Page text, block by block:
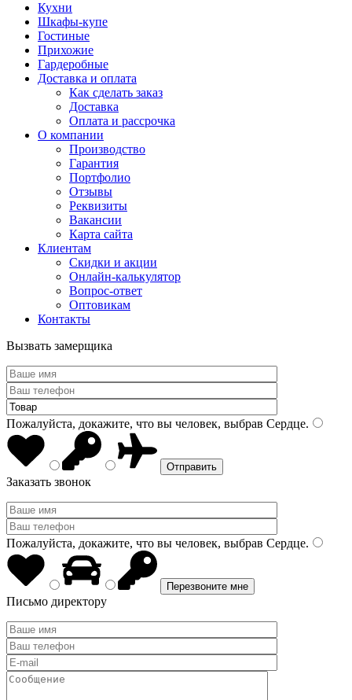
Кухни
Шкафы-купе
Гостиные
Прихожие
Гардеробные
Доставка и оплата
Как сделать заказ
Доставка
Оплата и рассрочка
О компании
Производство
Гарантия
Портфолио
Отзывы
Реквизиты
Вакансии
Карта сайта
Клиентам
Скидки и акции
Онлайн-калькулятор
Вопрос-ответ
Оптовикам
Контакты
Вызвать замерщика
Пожалуйста, докажите, что вы человек, выбрав Сердце.
Заказать звонок
Пожалуйста, докажите, что вы человек, выбрав Сердце.
Письмо директору